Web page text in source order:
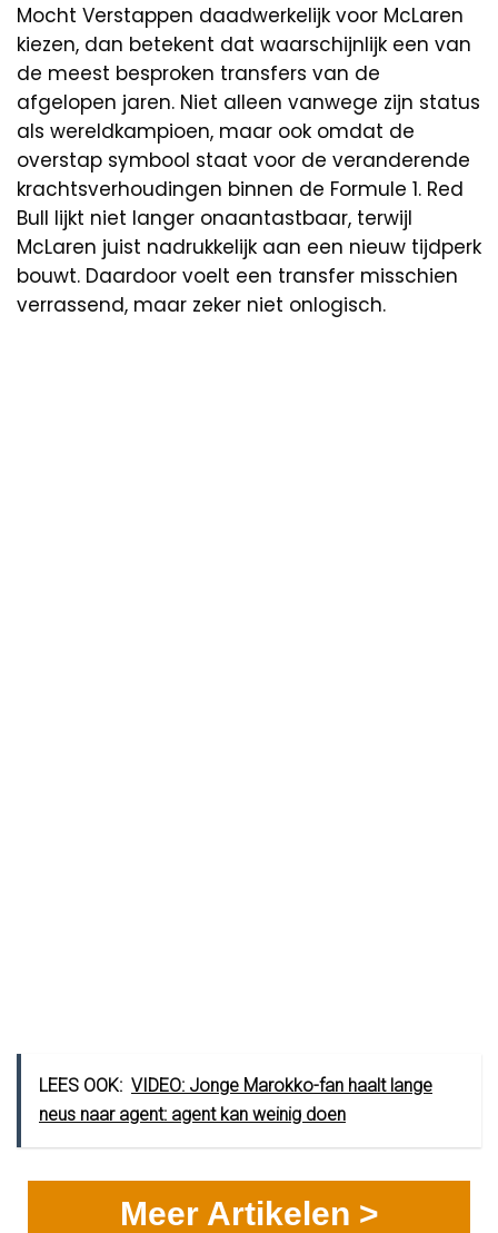
Mocht Verstappen daadwerkelijk voor McLaren
kiezen, dan betekent dat waarschijnlijk een van
de meest besproken transfers van de
afgelopen jaren. Niet alleen vanwege zijn status
als wereldkampioen, maar ook omdat de
overstap symbool staat voor de veranderende
krachtsverhoudingen binnen de Formule 1. Red
Bull lijkt niet langer onaantastbaar, terwijl
McLaren juist nadrukkelijk aan een nieuw tijdperk
bouwt. Daardoor voelt een transfer misschien
verrassend, maar zeker niet onlogisch.
LEES OOK: VIDEO: Jonge Marokko-fan haalt lange
neus naar agent: agent kan weinig doen
Meer Artikelen >